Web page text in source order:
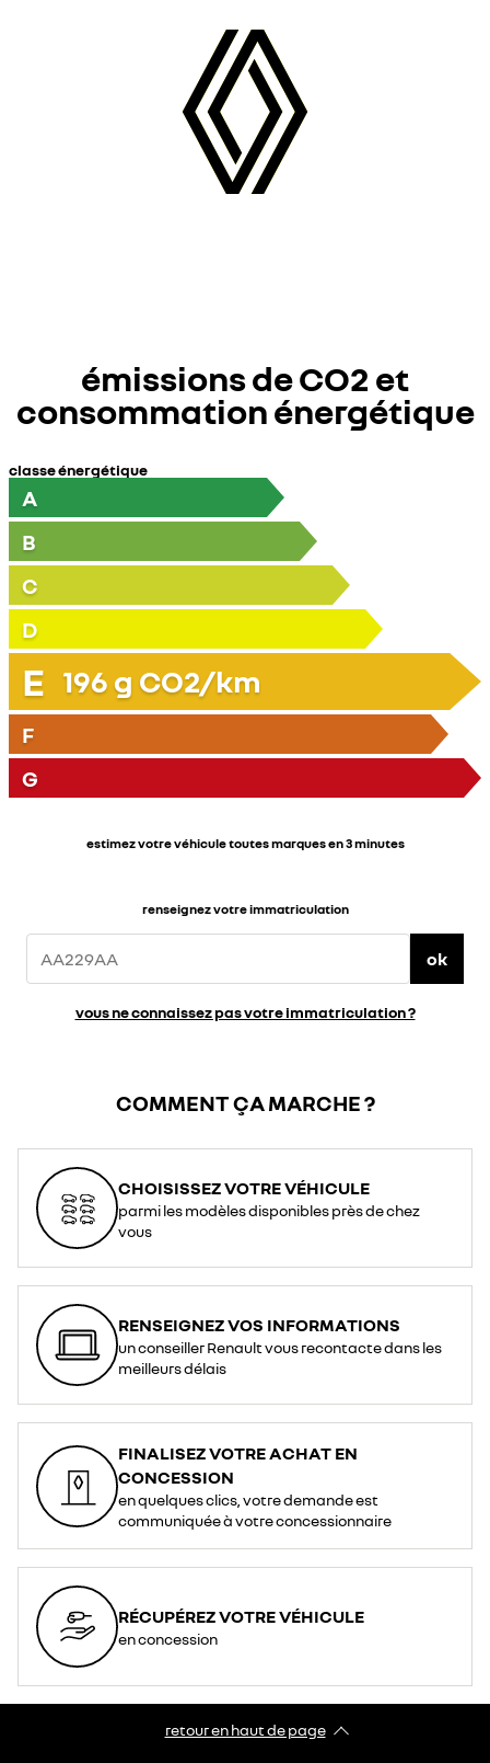
émissions de CO2 et
consommation énergétique
classe énergétique
A
B
C
D
E 196 g CO2/km
F
G
estimez votre véhicule toutes marques en 3 minutes
renseignez votre immatriculation
ok
vous ne connaissez pas votre immatriculation ?
COMMENT ÇA MARCHE ?
CHOISISSEZ VOTRE VÉHICULE
parmi les modèles disponibles près de chez
vous
RENSEIGNEZ VOS INFORMATIONS
un conseiller Renault vous recontacte dans les
meilleurs délais
FINALISEZ VOTRE ACHAT EN
CONCESSION
en quelques clics, votre demande est
communiquée à votre concessionnaire
RÉCUPÉREZ VOTRE VÉHICULE
en concession
retour en haut de page​